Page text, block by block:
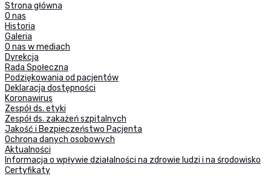
Strona główna
O nas
Historia
Galeria
O nas w mediach
Dyrekcja
Rada Społeczna
Podziękowania od pacjentów
Deklaracja dostępności
Koronawirus
Zespół ds. etyki
Zespół ds. zakażeń szpitalnych
Jakość i Bezpieczeństwo Pacjenta
Ochrona danych osobowych
Aktualności
Informacja o wpływie działalności na zdrowie ludzi i na środowisko
Certyfikaty